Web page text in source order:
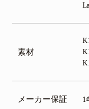
素材
メーカー保証 1